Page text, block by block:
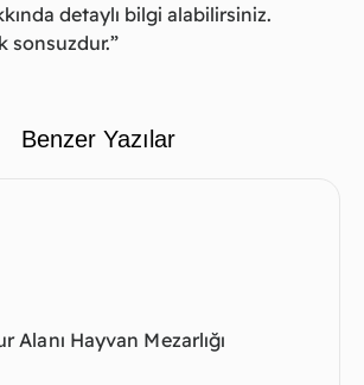
detaylı bilgi alabilirsiniz.
sonsuzdur.”
Benzer Yazılar